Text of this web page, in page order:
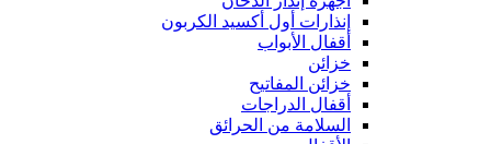
إنذارات أول أكسيد الكربون
أقفال الأبواب
خزائن
خزائن المفاتيح
أقفال الدراجات
السلامة من الحرائق